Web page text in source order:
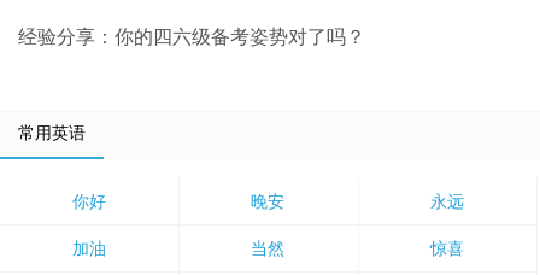
经验分享：你的四六级备考姿势对了吗？
常用英语
你好 晚安 永远
加油 当然 惊喜